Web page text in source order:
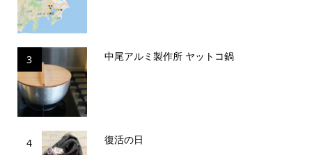
3 中尾アルミ製作所 ヤットコ鍋
4 復活の日